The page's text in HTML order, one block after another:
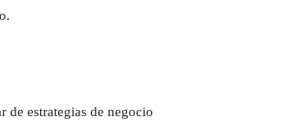
de estrategias de negocio